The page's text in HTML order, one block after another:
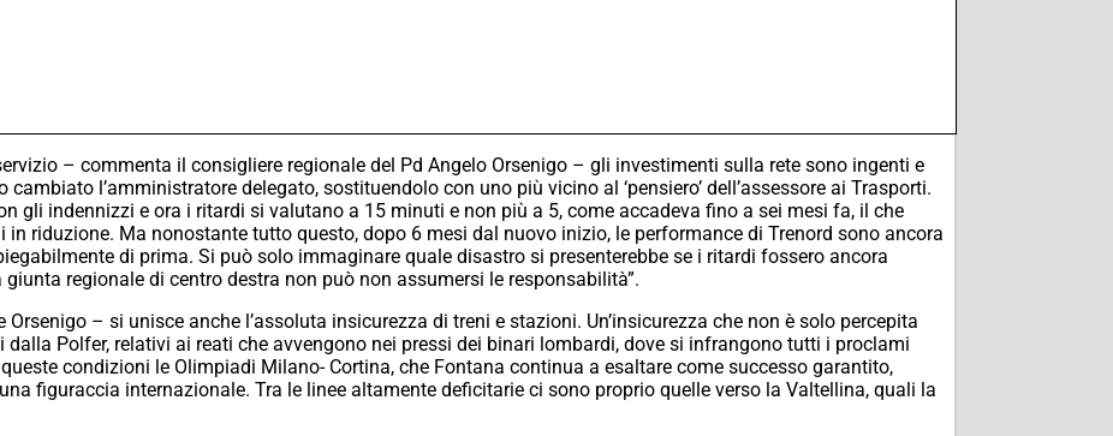
– commenta il consigliere regionale del Pd Angelo Orsenigo – gli investimenti sulla rete sono ingenti e
l’amministratore delegato, sostituendolo con uno più vicino al ‘pensiero’ dell’assessore ai Trasporti.
gli indennizzi e ora i ritardi si valutano a 15 minuti e non più a 5, come accadeva fino a sei mesi fa, il che
riduzione. Ma nonostante tutto questo, dopo 6 mesi dal nuovo inizio, le performance di Trenord sono ancora
di prima. Si può solo immaginare quale disastro si presenterebbe se i ritardi fossero ancora
regionale di centro destra non può non assumersi le responsabilità”.
– si unisce anche l’assoluta insicurezza di treni e stazioni. Un’insicurezza che non è solo percepita
Polfer, relativi ai reati che avvengono nei pressi dei binari lombardi, dove si infrangono tutti i proclami
condizioni le Olimpiadi Milano- Cortina, che Fontana continua a esaltare come successo garantito,
figuraccia internazionale. Tra le linee altamente deficitarie ci sono proprio quelle verso la Valtellina, quali la